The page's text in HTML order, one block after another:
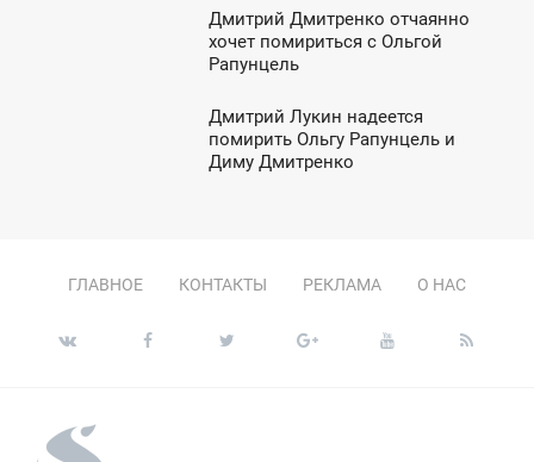
Дмитрий Дмитренко отчаянно
хочет помириться с Ольгой
Рапунцель
Дмитрий Лукин надеется
помирить Ольгу Рапунцель и
Диму Дмитренко
ГЛАВНОЕ КОНТАКТЫ РЕКЛАМА О НАС